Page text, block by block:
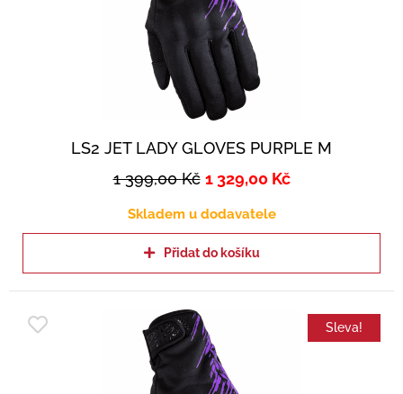
LS2 JET LADY GLOVES PURPLE M
1 399,00Kč 1 329,00 Kč
Skladem u dodavatele
Přidat do košíku
Sleva!